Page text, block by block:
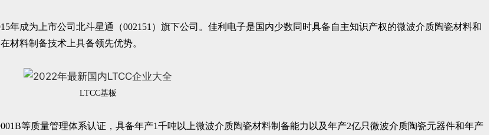
年成为上市公司北斗星通（002151）旗下公司。佳利电子是国内少数同时具备自主知识产权的微波介质陶瓷材料和
材料制备技术上具备领先优势。
LTCC基板
等质量管理体系认证，具备年产1千吨以上微波介质陶瓷材料制备能力以及年产2亿只微波介质陶瓷元器件和年产